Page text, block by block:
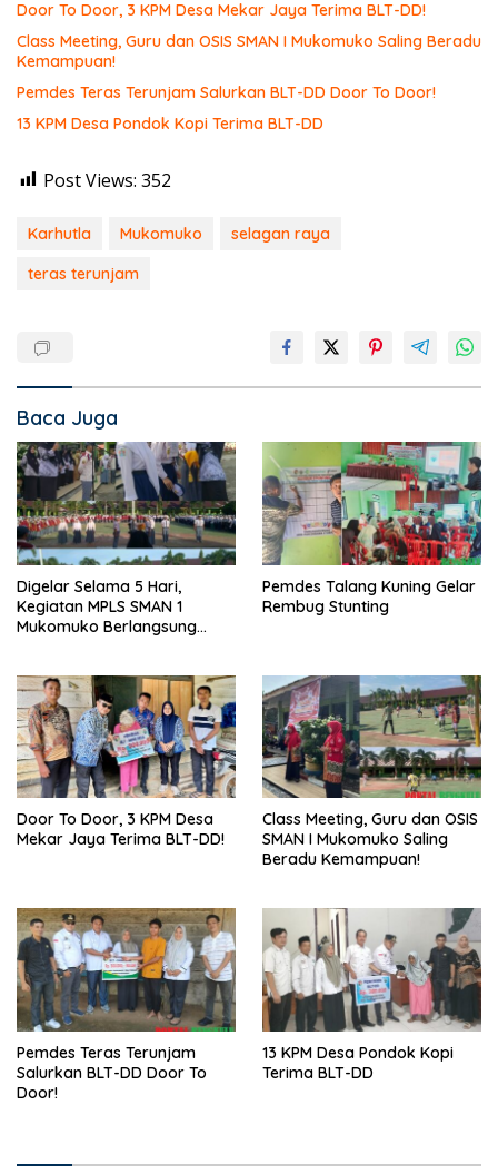
Door To Door, 3 KPM Desa Mekar Jaya Terima BLT-DD!
Class Meeting, Guru dan OSIS SMAN I Mukomuko Saling Beradu
Kemampuan!
Pemdes Teras Terunjam Salurkan BLT-DD Door To Door!
13 KPM Desa Pondok Kopi Terima BLT-DD
Post Views: 352
Karhutla Mukomuko
selagan raya
teras terunjam
Baca Juga
Digelar Selama 5 Hari,
Kegiatan MPLS SMAN 1
Mukomuko Berlangsung
Pemdes Talang Kuning Gelar
Rembug Stunting
Door To Door, 3 KPM Desa
Mekar Jaya Terima BLT-DD!
Class Meeting, Guru dan OSIS
SMAN I Mukomuko Saling
Beradu Kemampuan!
Pemdes Teras Terunjam
Salurkan BLT-DD Door To
Door!
13 KPM Desa Pondok Kopi
Terima BLT-DD